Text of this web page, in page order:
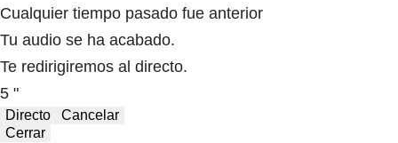
Cualquier tiempo pasado fue anterior
Tu audio se ha acabado.
Te redirigiremos al directo.
5 "
Directo
Cancelar
Cerrar